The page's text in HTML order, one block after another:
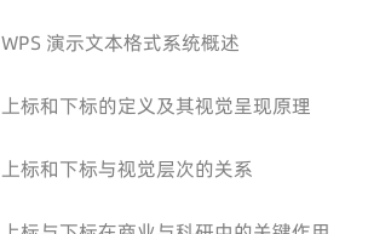
WPS 演示文本格式系统概述
上标和下标的定义及其视觉呈现原理
上标和下标与视觉层次的关系